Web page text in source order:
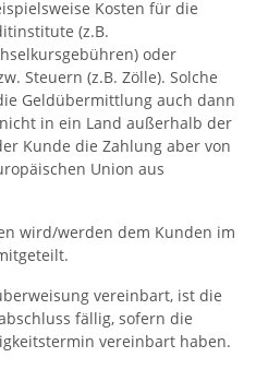
Kosten für die
(z.B.
oder
Steuern (z.B. Zölle). Solche
Geldübermittlung auch dann
in ein Land außerhalb der
Kunde die Zahlung aber von
Union aus
wird/werden dem Kunden im
vereinbart, ist die
fällig, sofern die
vereinbart haben.